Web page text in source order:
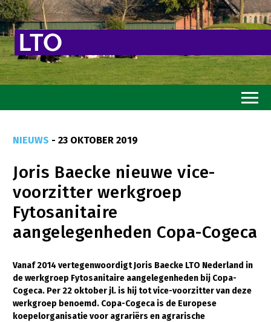
Goed eten
Mooi groen
Sterk ondernemerschap
Transitiepaden
Thema’s
Gezonde planten
Gezonde dieren
NIEUWS - 23 OKTOBER 2019
Joris Baecke nieuwe vice-
voorzitter werkgroep
Fytosanitaire
aangelegenheden Copa-Cogeca
Vanaf 2014 vertegenwoordigt Joris Baecke LTO Nederland in
de werkgroep Fytosanitaire aangelegenheden bij Copa-
Cogeca. Per 22 oktober jl. is hij tot vice-voorzitter van deze
werkgroep benoemd. Copa-Cogeca is de Europese
koepelorganisatie voor agrariërs en agrarische